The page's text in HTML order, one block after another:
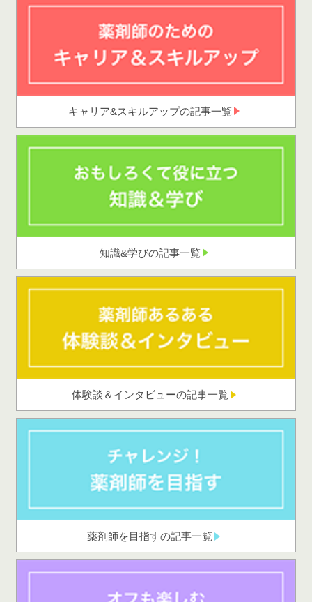
キャリア&スキルアップの記事一覧
知識&学びの記事一覧
体験談＆インタビューの記事一覧
薬剤師を目指すの記事一覧